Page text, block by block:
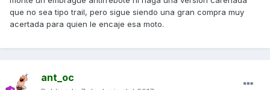
que no sea tipo trail, pero sigue siendo una gran compra muy
acertada para quien le encaje esa moto.
ant_oc